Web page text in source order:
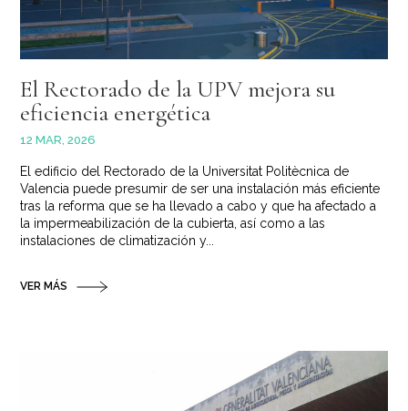
El Rectorado de la UPV mejora su
eficiencia energética
12 MAR, 2026
El edificio del Rectorado de la Universitat Politècnica de
Valencia puede presumir de ser una instalación más eficiente
tras la reforma que se ha llevado a cabo y que ha afectado a
la impermeabilización de la cubierta, así como a las
instalaciones de climatización y...
VER MÁS